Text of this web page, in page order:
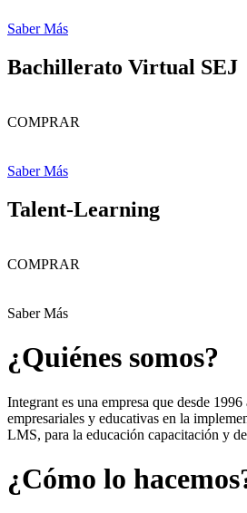
Saber Más
Bachillerato Virtual SEJ
COMPRAR
Saber Más
Talent-Learning
COMPRAR
Saber Más
¿Quiénes somos?
Integrant es una empresa que desde
empresariales y educativas en la
LMS, para la educación capacitación y
¿Cómo lo